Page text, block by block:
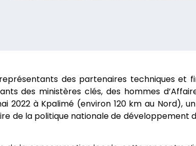
des partenaires techniques et
des ministères clés, des hommes
2022 à Kpalimé (environ 120 km au Nord),
de la politique nationale de développement